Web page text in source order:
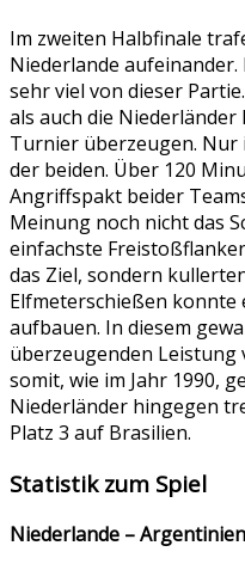
Im zweiten Halbfinale
Niederlande
sehr viel von dieser
als auch die
Turnier überzeugen. Nur
der beiden. Über 120
Angriffspakt beider
Meinung noch nicht das
einfachste
das Ziel, sondern
Elfmeterschießen konnte
aufbauen. In diesem
überzeugenden Leistung
somit, wie im Jahr 1990,
Niederländer hingegen
Platz 3 auf Brasilien.
Statistik zum Spiel
Niederlande – Argentinien